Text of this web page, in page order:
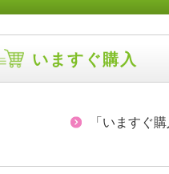
いますぐ購入
「いますぐ